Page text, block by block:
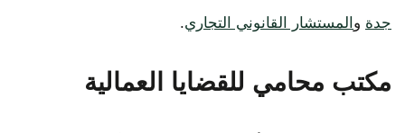
جدة و المستشار القانوني التجاري.
مكتب محامي للقضايا العمالية